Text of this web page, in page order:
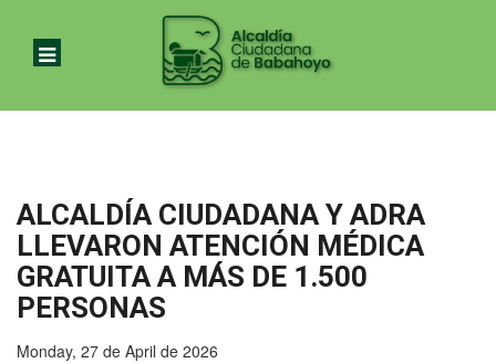
ALCALDÍA CIUDADANA Y ADRA
LLEVARON ATENCIÓN MÉDICA
GRATUITA A MÁS DE 1.500
PERSONAS
Monday, 27 de April de 2026